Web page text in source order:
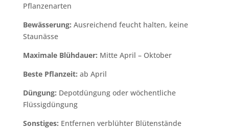
Pflanzenarten
Bewässerung: Ausreichend feucht halten, keine
Staunässe
Maximale Blühdauer: Mitte April – Oktober
Beste Pflanzeit: ab April
Düngung: Depotdüngung oder wöchentliche
Flüssigdüngung
Sonstiges: Entfernen verblühter Blütenstände